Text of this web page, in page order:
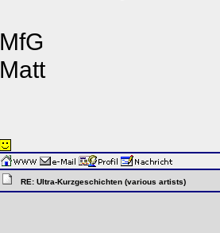
MfG
Matt
RE: Ultra-Kurzgeschichten (various artists)